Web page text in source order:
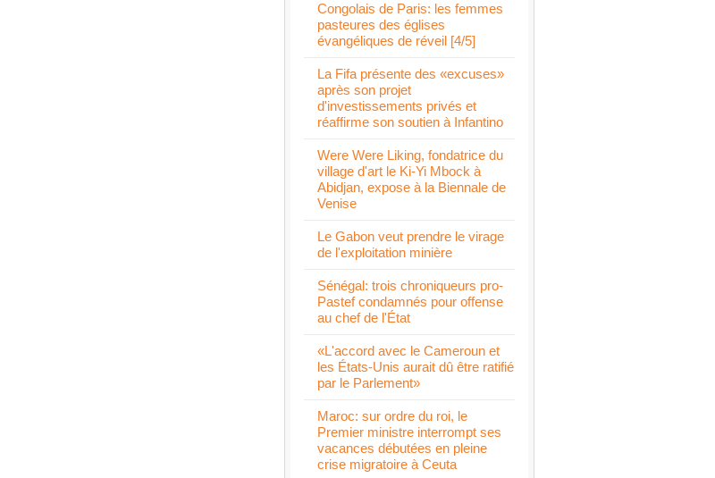
Congolais de Paris: les femmes
pasteures des églises
évangéliques de réveil [4/5]
La Fifa présente des «excuses»
après son projet
d'investissements privés et
réaffirme son soutien à Infantino
Were Were Liking, fondatrice du
village d'art le Ki-Yi Mbock à
Abidjan, expose à la Biennale de
Venise
Le Gabon veut prendre le virage
de l'exploitation minière
Sénégal: trois chroniqueurs pro-
Pastef condamnés pour offense
au chef de l'État
«L'accord avec le Cameroun et
les États-Unis aurait dû être ratifié
par le Parlement»
Maroc: sur ordre du roi, le
Premier ministre interrompt ses
vacances débutées en pleine
crise migratoire à Ceuta